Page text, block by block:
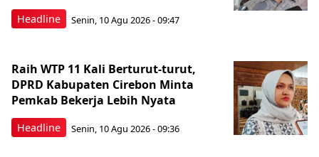
Headline Senin, 10 Agu 2026 - 09:47
Headline
Raih WTP 11 Kali Berturut-turut,
DPRD Kabupaten Cirebon Minta
Pemkab Bekerja Lebih Nyata
Senin, 10 Agu 2026 - 09:36